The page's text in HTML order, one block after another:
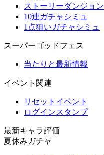
ストーリーダンジョン
10連ガチャシミュ
1点狙いガチャシミュ
スーパーゴッドフェス
当たりと最新情報
イベント関連
リセットイベント
ログインスタンプ
最新キャラ評価
夏休みガチャ